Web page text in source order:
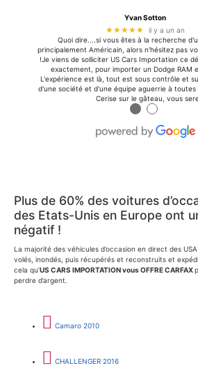
Yvan Sotton
★★★★★
il y a un an
Quoi dire....si vous êtes à la recherche
principalement Américain, alors n'hésitez pas
!Je viens de solliciter US Cars Importation ce
exactement, pour importer un Dodge RAM
L'expérience est là, tout est sous contrôle et
d'une société et d'une équipe aguerrie à
Cerise sur le gâteau, vous
● ●
Plus de 60% des voitures
des Etats-Unis en Europe ont
négatif !
La majorité des véhicules d’occasion en direct des
volés, inondés, puis récupérés et reconstruits et
cela qu’US CARS IMPORTATION vous OFFRE CARFAX
perdre d’argent.
Camaro 2010
CHALLENGER 2016